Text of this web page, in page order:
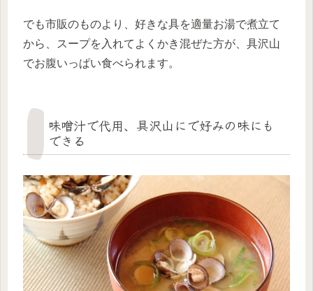
でも市販のものより、好きな具を適量お湯で煮立て
から、スープを入れてよくかき混ぜた方が、具沢山
でお腹いっぱい食べられます。
味噌汁で代用、具沢山にで好みの味にも
できる